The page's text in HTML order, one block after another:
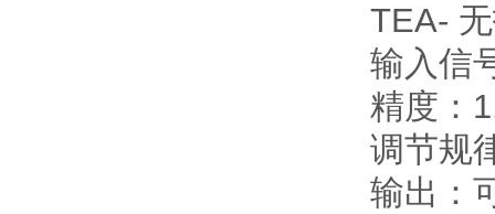
TEA-
输入信
精度：
调节规
输出：